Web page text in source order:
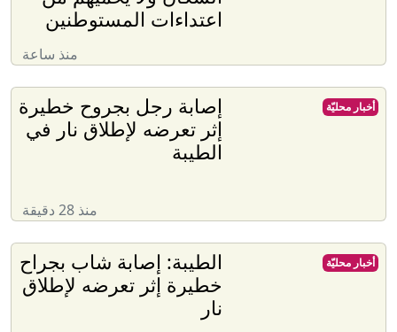
اعتداءات المستوطنين
منذ ساعة
إصابة رجل بجروح خطيرة
إثر تعرضه لإطلاق نار في
الطيبة
منذ 28 دقيقة
أخبار محليّة
الطيبة: إصابة شاب بجراح
خطيرة إثر تعرضه لإطلاق
نار
أخبار محليّة